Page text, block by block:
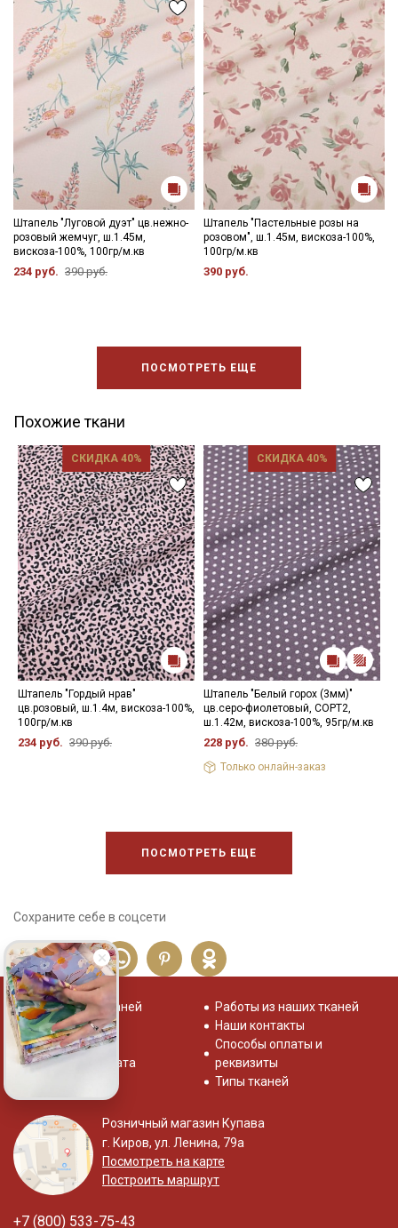
Штапель "Луговой дуэт" цв.нежно-
розовый жемчуг, ш.1.45м,
вискоза-100%, 100гр/м.кв
234 руб. 390 руб.
Штапель "Пастельные розы на
розовом", ш.1.45м, вискоза-100%,
100гр/м.кв
390 руб.
ПОСМОТРЕТЬ ЕЩЕ
Похожие ткани
СКИДКА 40%
Штапель "Гордый нрав"
цв.розовый, ш.1.4м, вискоза-100%,
100гр/м.кв
234 руб. 390 руб.
СКИДКА 40%
Штапель "Белый горох (3мм)"
цв.серо-фиолетовый, СОРТ2,
ш.1.42м, вискоза-100%, 95гр/м.кв
228 руб. 380 руб.
Только онлайн-заказ
ПОСМОТРЕТЬ ЕЩЕ
Сохраните себе в соцсети
Распродажа тканей
Отзывы о нас
Система скидок
Доставка и оплата
Работы из наших тканей
Наши контакты
Способы оплаты и
реквизиты
Типы тканей
Розничный магазин Купава
г. Киров, ул. Ленина, 79а
Посмотреть на карте
Построить маршрут
+7 (800) 533-75-43